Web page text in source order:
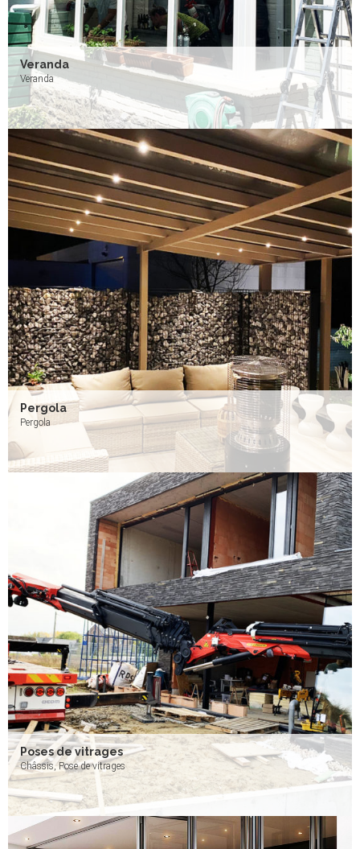
Veranda
Veranda
Pergola
Pergola
Poses de vitrages
Châssis, Pose de vitrages